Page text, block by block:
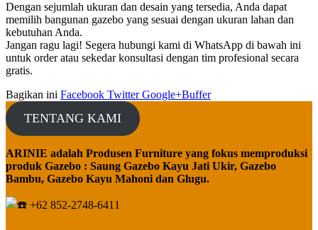
Dengan sejumlah ukuran dan desain yang tersedia, Anda dapat
memilih bangunan gazebo yang sesuai dengan ukuran lahan dan
kebutuhan Anda.
Jangan ragu lagi! Segera hubungi kami di WhatsApp di bawah ini
untuk order atau sekedar konsultasi dengan tim profesional secara
gratis.
Bagikan ini Facebook TwitterGoogle+Buffer
TENTANG KAMI
ARINIE adalah Produsen Furniture yang fokus memproduksi
produk Gazebo : Saung Gazebo Kayu Jati Ukir, Gazebo
Bambu, Gazebo Kayu Mahoni dan Glugu.
+62 852-2748-6411